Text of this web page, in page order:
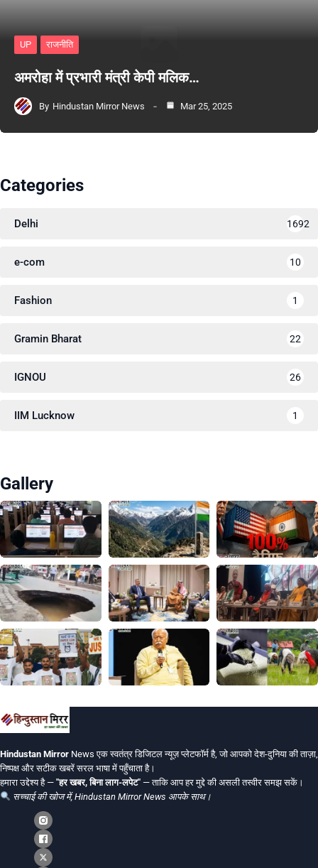
UP राजनीति
अमरोहा में प्रभारी मंत्री केपी मलिक…
By Hindustan Mirror News Mar 25, 2025
Categories
Delhi 1692
e-com 10
Fashion 1
Gramin Bharat 22
IGNOU 26
IIM Lucknow 1
Gallery
Hindustan Mirror News एक स्वतंत्र डिजिटल न्यूज़ प्लेटफॉर्म है, जो आपको देश-दुनिया की ताज़ा,
निष्पक्ष और सटीक खबरें सरल भाषा में पहुँचाता है।
हमारा उद्देश्य है — "हर खबर, बिना लाग-लपेट" — ताकि आप हर मुद्दे की असली तस्वीर समझ सकें।
सच्चाई की खोज में, Hindustan Mirror News आपके साथ।